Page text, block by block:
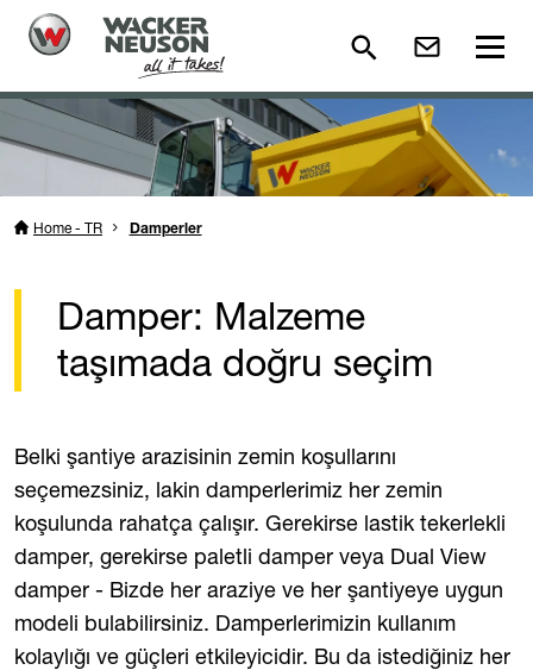
Home - TR Damperler
Damper: Malzeme
taşımada doğru seçim
Belki şantiye arazisinin zemin koşullarını
seçemezsiniz, lakin damperlerimiz her zemin
koşulunda rahatça çalışır. Gerekirse lastik tekerlekli
damper, gerekirse paletli damper veya Dual View
damper - Bizde her araziye ve her şantiyeye uygun
modeli bulabilirsiniz. Damperlerimizin kullanım
kolaylığı ve güçleri etkileyicidir. Bu da istediğiniz her